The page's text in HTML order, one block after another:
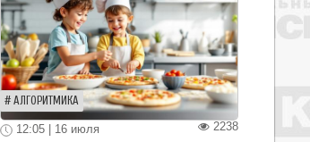
АЛГОРИТМИКА
2238
12:05 | 16 июля